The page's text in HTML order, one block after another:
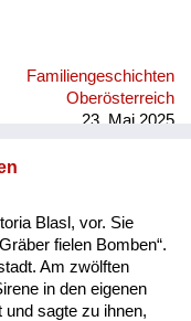
Das war in
Familiengeschichten
Oberösterreich
23. Mai 2025
Blasl, vor. Sie
fielen Bomben“.
Am zwölften
in den eigenen
sagte zu ihnen,